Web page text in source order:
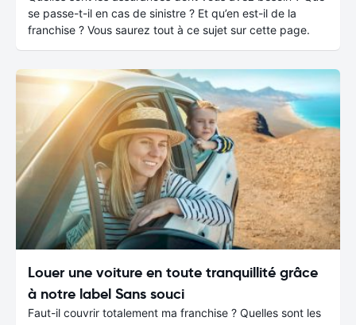
se passe-t-il en cas de sinistre ? Et qu’en est-il de la
franchise ? Vous saurez tout à ce sujet sur cette page.
Louer une voiture en toute tranquillité grâce
à notre label Sans souci
Faut-il couvrir totalement ma franchise ? Quelles sont les